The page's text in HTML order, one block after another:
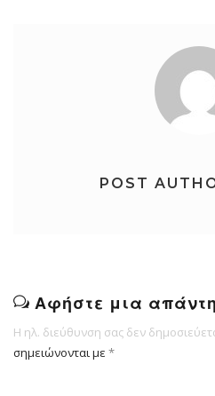
POST
Αφήστε μια
Η ηλ. διεύθυνση σας δεν
σημειώνονται με *